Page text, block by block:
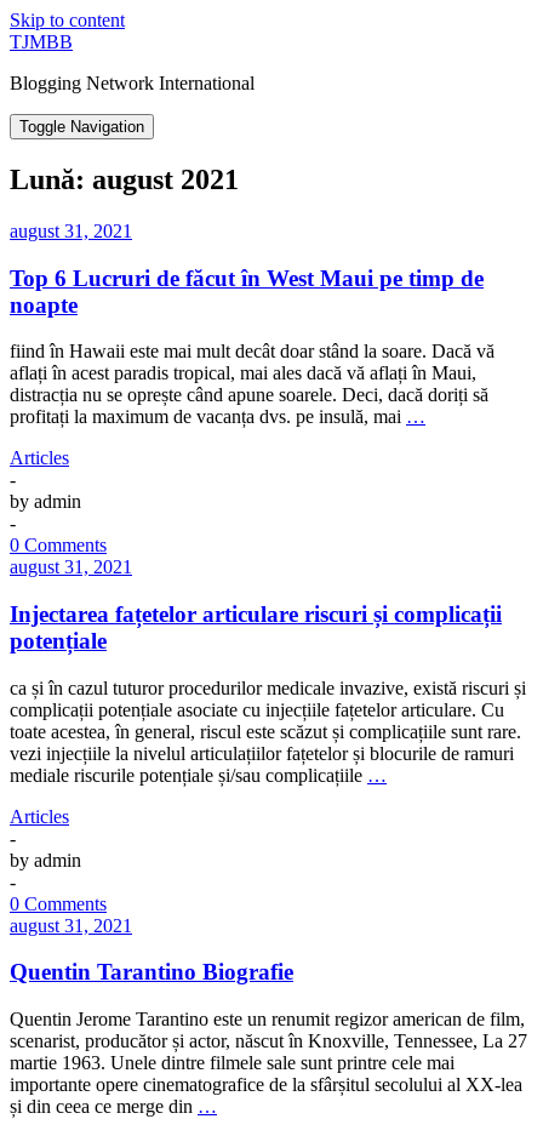
Skip to content
TJMBB
Blogging Network International
Toggle Navigation
Lună: august 2021
august 31, 2021
Top 6 Lucruri de făcut în West Maui pe timp de
noapte
fiind în Hawaii este mai mult decât doar stând la soare. Dacă vă
aflați în acest paradis tropical, mai ales dacă vă aflați în Maui,
distracția nu se oprește când apune soarele. Deci, dacă doriți să
profitați la maximum de vacanța dvs. pe insulă, mai …
Articles
-
by admin
-
0 Comments
august 31, 2021
Injectarea fațetelor articulare riscuri și complicații
potențiale
ca și în cazul tuturor procedurilor medicale invazive, există riscuri și
complicații potențiale asociate cu injecțiile fațetelor articulare. Cu
toate acestea, în general, riscul este scăzut și complicațiile sunt rare.
vezi injecțiile la nivelul articulațiilor fațetelor și blocurile de ramuri
mediale riscurile potențiale și/sau complicațiile …
Articles
-
by admin
-
0 Comments
august 31, 2021
Quentin Tarantino Biografie
Quentin Jerome Tarantino este un renumit regizor american de film,
scenarist, producător și actor, născut în Knoxville, Tennessee, La 27
martie 1963. Unele dintre filmele sale sunt printre cele mai
importante opere cinematografice de la sfârșitul secolului al XX-lea
și din ceea ce merge din …